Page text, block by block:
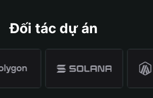
Đối tác dự án